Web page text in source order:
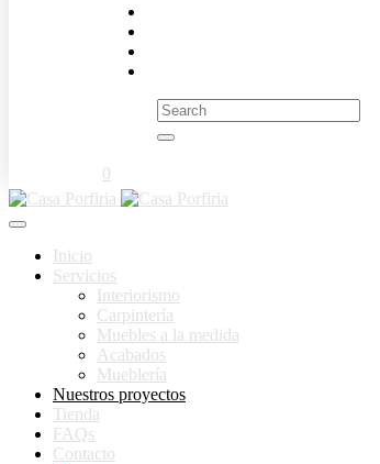
Search
for:
0
Inicio
Servicios
Interiorismo
Carpintería
Muebles a la medida
Acabados
Mueblería
Nuestros proyectos
Tienda
FAQs
Contacto